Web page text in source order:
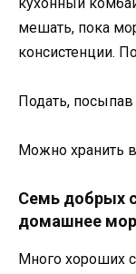
мешать, пока
консистенции.
Подать,
Можно хранить
Семь добрых
домашнее
Много хороших